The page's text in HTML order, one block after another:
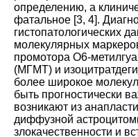
определению, а
фатальное [3, 4].
гистопатологических
молекулярных
промотора О6-
(МГМТ) и
более широкое
быть прогностически
возникают из
диффузной
злокачественности и